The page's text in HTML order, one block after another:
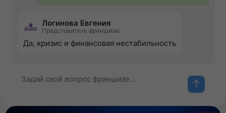
Логинова Евгения
Представитель франшизы
Да, кризис и финансовая нестабильность